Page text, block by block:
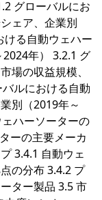
グローバルにお
ェア、企業別
ける自動ウェハー
年） 3.2.1 グ
場の収益規模、
ルにおける自動
別（2019年～
ハーソーターの
ーの主要メーカ
3.4.1 自動ウェ
の分布 3.4.2 プ
ター製品 3.5 市